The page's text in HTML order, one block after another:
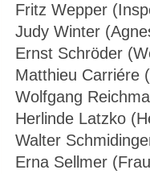
Fritz Wepper
Judy Winter
Ernst Schröder
Matthieu Carriére
Wolfgang
Herlinde Latzko
Walter
Erna Sellmer